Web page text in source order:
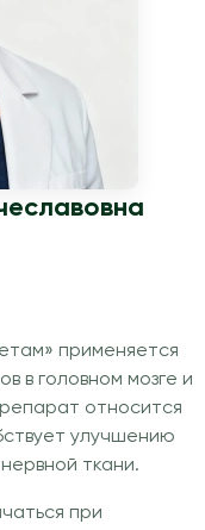
применяется
в головном мозге и
относится
улучшению
ткани.
при